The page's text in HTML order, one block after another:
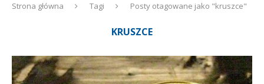
Strona główna Tagi Posty otagowane jako "kruszce"
KRUSZCE